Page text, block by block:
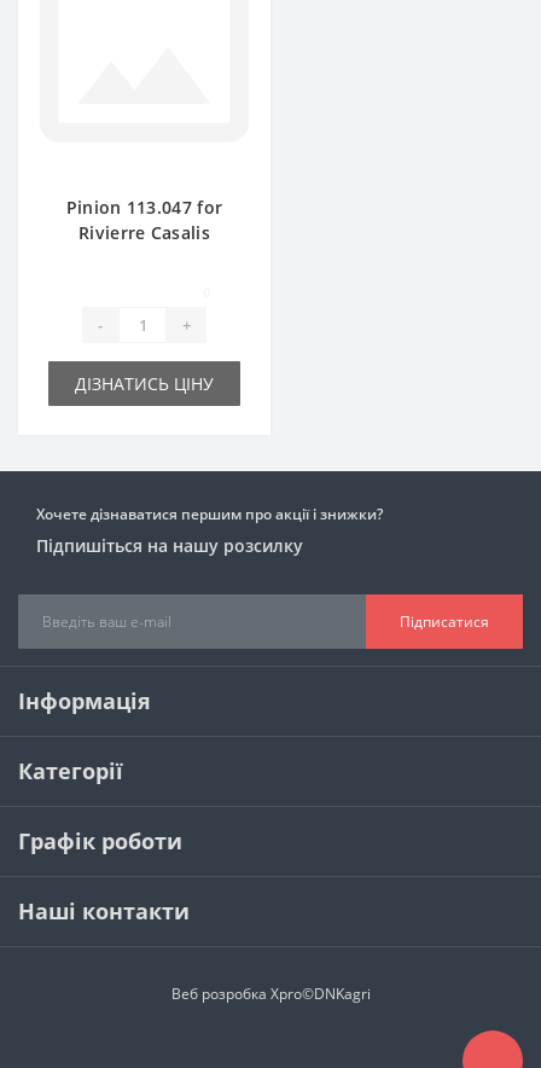
Pinion 113.047 for
Rivierre Casalis
- +
ДІЗНАТИСЬ ЦІНУ
Хочете дізнаватися першим про акції і знижки?
Підпишіться на нашу розсилку
Підписатися
Інформація
Категорії
Графік роботи
Наші контакти
Веб розробка Xpro©DNKagri